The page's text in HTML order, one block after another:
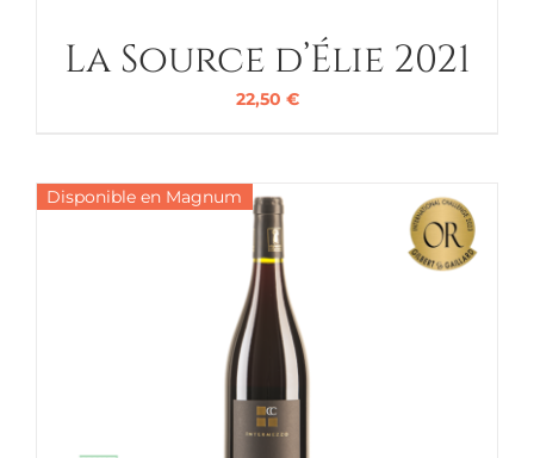
La Source d’Élie 2021
22,50 €
Disponible en Magnum